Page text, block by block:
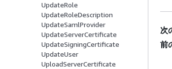
UpdateRole
UpdateRoleDescription
UpdateSamlProvider
UpdateServerCertificate
UpdateSigningCertificate
UpdateUser
UploadServerCertificate
次
前